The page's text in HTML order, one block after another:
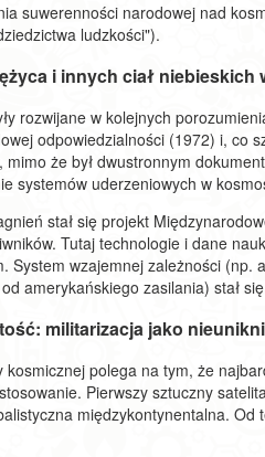
suwerenności narodowej nad
ludzkości").
i innych ciał
rozwijane w kolejnych
odpowiedzialności (1972) i, co
mimo że był dwustronnym
systemów uderzeniowych w
stał się projekt
Tutaj technologie i dane
System wzajemnej zależności (np.
amerykańskiego zasilania) stał
militarizacja jako
kosmicznej polega na tym, że
Pierwszy sztuczny
międzykontynentalna. Od